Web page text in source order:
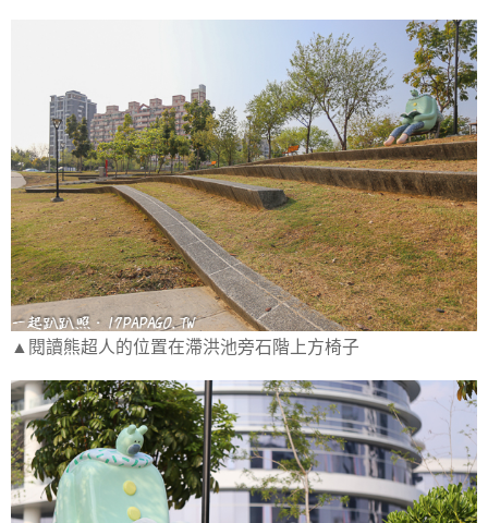
▲閱讀熊超人的位置在滯洪池旁石階上方椅子